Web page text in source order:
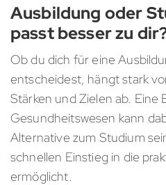
Ausbildung oder
passt besser zu
Ob du dich für eine
entscheidest, hängt stark
Stärken und Zielen ab. Eine
Gesundheitswesen kann
Alternative zum Studium
schnellen Einstieg in die
ermöglicht.